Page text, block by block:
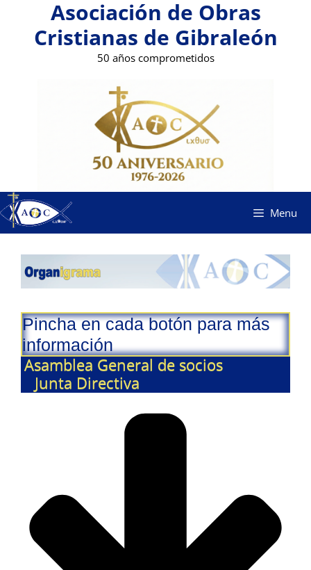
contenido
Asociación de Obras
Cristianas de Gibraleón
50 años comprometidos
Menu
Pincha en cada botón para más
información
Asamblea General de socios
Junta Directiva